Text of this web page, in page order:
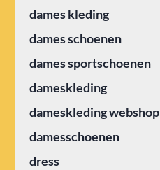
dames kleding
dames schoenen
dames sportschoenen
dameskleding
dameskleding webshop
damesschoenen
dress